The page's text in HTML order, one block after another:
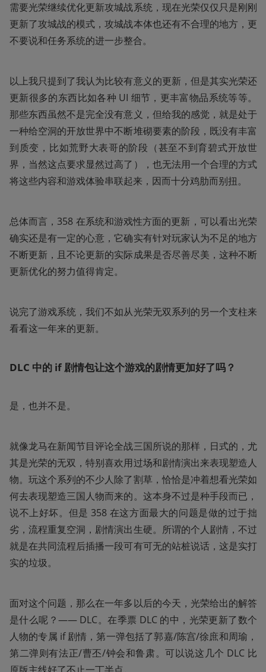
需要光荣继续优化更新攻城战系统，现在光荣仅仅只是刚刚
更新了攻城战的模式，攻城战本体也还有不合理的地方，更
不要说和任务系统的进一步整合。
以上我只提到了我认为比较有意义的更新，但是其实光荣还
更新很多的东西比如各种 UI 细节，更丰富物品系统等等。
那些东西虽然不是完全没有意义，但给我的感觉，就是处于
一种给空洞的开放世界中不断堆砌要素的阶段，既没有丰富
到质变，比如荒野大表哥的阶段（甚至不到育碧式开放世
界，当然这点要求显然过高了），也无法用一个合理的方式
将这些内容和游戏体验串联起来，因而十分鸡肋而别扭。
总体而言，358 在系统和游戏性方面的更新，可以看出光荣
确实还是有一定的心意，它确实有针对玩家认为不足的地方
不断更新，且不论更新的实际成果是否尽善尽美，这种不断
更新优化的努力值得肯定。
说完了游戏系统，我们不如从光荣无双系列的另一个支柱来
看看这一年来的更新。
DLC 中的 if 剧情包让这个游戏的剧情更加好了吗？
是，也并不是。
就像龙马在新闻节目评论全战三国所说的那样，日式的，尤
其是光荣的无双，特别喜欢用过场和剧情演出来表现塑造人
物。玩这个系列的不少人除了割草，恰恰是冲着想看光荣如
何去表现塑造三国人物而来的。这本身不过是种手段而已，
说不上好坏。但是 358 在这方面最大的问题是做的过于拙
劣，流程重复空洞，剧情演出生硬。所谓的个人剧情，不过
就是在共同流程后插播一段可有可无的站桩说话，这是实打
实的垃圾。
面对这个问题，那么在一年多以后的今天，光荣给出的解答
是什么呢？—— DLC。在季票 DLC 的中，光荣更新了数个
人物的专属 if 剧情，第一弹包括了郭嘉/陈宫/徐庶和周瑜，
第二弹则有法正/曹丕/钟会和鲁肃。可以说这几个 DLC 比